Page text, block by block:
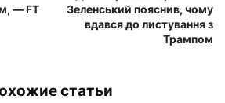
— FT
Зеленський пояснив, чому
вдався до листування з
Трампом
статьи